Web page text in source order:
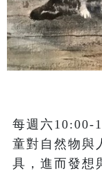
每週六10:00-
童對自然物與
具，進而發想